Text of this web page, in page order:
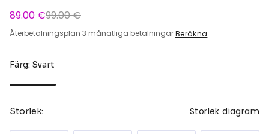
89.00 €99.00 €
Återbetalningsplan 3 månatliga betalningarBeräkna
Färg: Svart
Storlek: Storlek diagram